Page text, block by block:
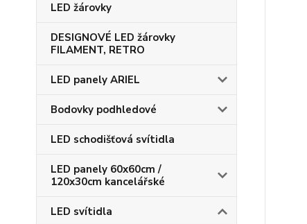
LED žárovky
DESIGNOVÉ LED žárovky
FILAMENT, RETRO
LED panely ARIEL
Bodovky podhledové
LED schodišťová svítidla
LED panely 60x60cm /
120x30cm kancelářské
LED svítidla